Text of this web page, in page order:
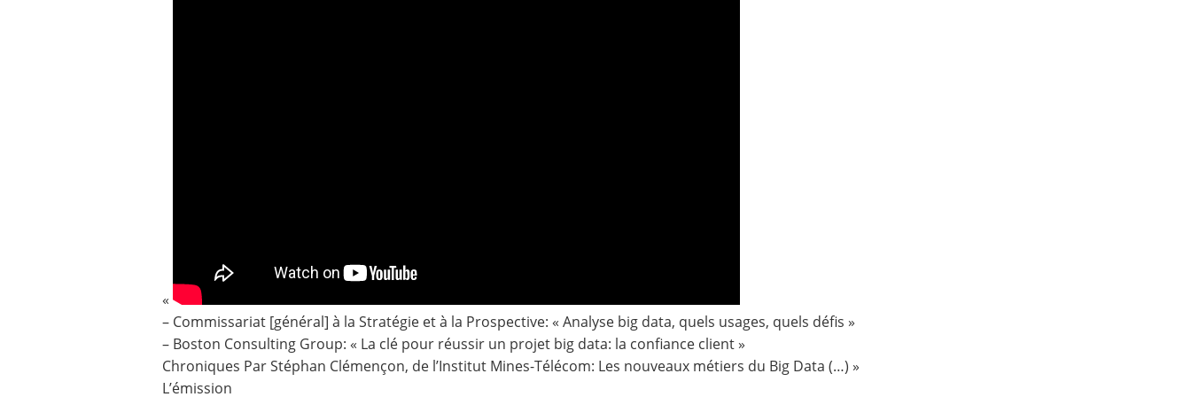
«
– Commissariat [général] à la Stratégie et à la Prospective: « Analyse big data, quels usages, quels défis »
– Boston Consulting Group: « La clé pour réussir un projet big data: la confiance client »
Chroniques Par Stéphan Clémençon, de l’Institut Mines-Télécom: Les nouveaux métiers du Big Data (…) »
L’émission